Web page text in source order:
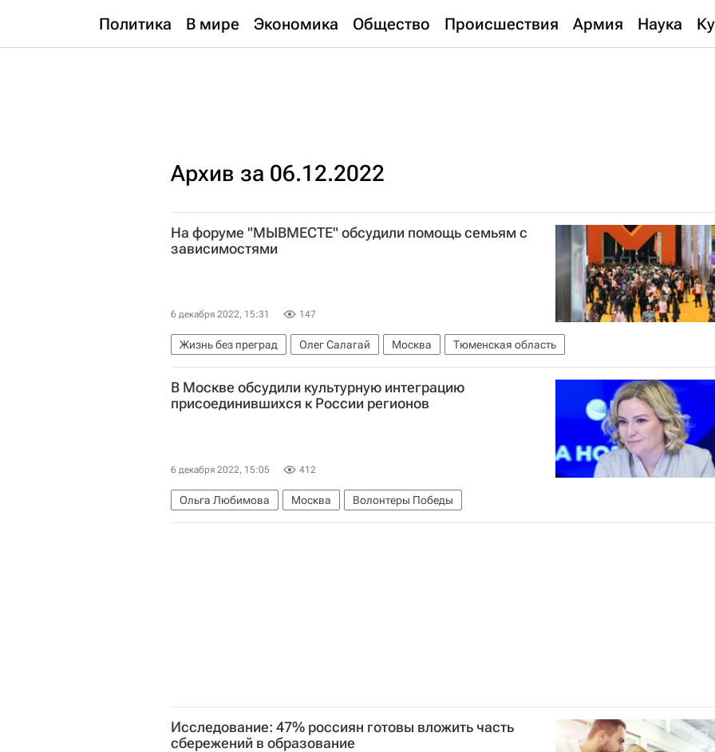
Политика В мире Экономика Общество Происшествия Армия Наука
Архив за 06.12.2022
На форуме "МЫВМЕСТЕ" обсудили помощь семьям с
зависимостями
6 декабря 2022, 15:31 147
Жизнь без преград Олег Салагай Москва Тюменская область
В Москве обсудили культурную интеграцию
присоединившихся к России регионов
6 декабря 2022, 15:05 412
Ольга Любимова Москва Волонтеры Победы
Исследование: 47% россиян готовы вложить часть
сбережений в образование